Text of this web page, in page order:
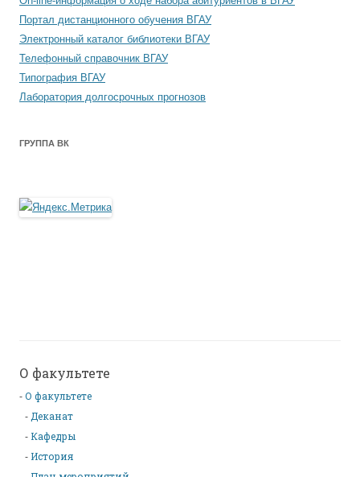
Портал дистанционного обучения ВГАУ
Электронный каталог библиотеки ВГАУ
Телефонный справочник ВГАУ
Типография ВГАУ
Лаборатория долгосрочных прогнозов
ГРУППА ВК
О факультете
О факультете
Деканат
Кафедры
История